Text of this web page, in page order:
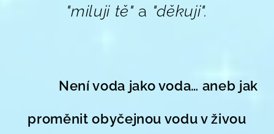
"miluji tě"a "děkuji".
Není voda jako voda… aneb jak
proměnit obyčejnou vodu v živou